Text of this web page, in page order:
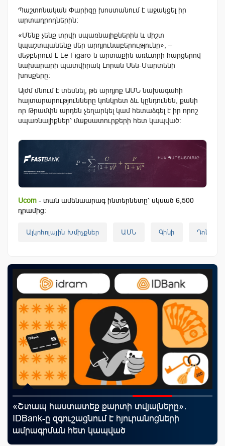
Պաշտոնական Փարիզը խոստանում է աջակցել իր
արտադրողներին։
«Մենք չենք տրվի սպառնալիքներին և միշտ
կպաշտպանենք մեր արդյունաբերությունը», –
մեջբերում է Le Figaro-ն արտաքին առևտրի հարցերով
նախարարի պատվիրակ Լորան Սեն-Մարտենի
խոսքերը։
Այժմ մնում է տեսնել, թե արդյոք ԱՄՆ նախագահի
հայտարարությունները կոնկրետ ձև կընդունեն, քանի
որ Թրամփն արդեն չեղարկել կամ հետաձգել է իր որոշ
սպառնալիքներ՝ մաքսատուրքերի հետ կապված:
Ucom - տան ամենաարագ ինտերնետը՝ սկսած 6,500
դրամից:
Ալկոհոլային Խմիչքներ ԱՄՆ Գինի Դոնալդ
«Շտապ հաստատեք քարտի տվյալները»․
IDBank-ը զգուշացնում է հյուրանոցների
ամրագրման հետ կապված
զեղծարարությունների մասին